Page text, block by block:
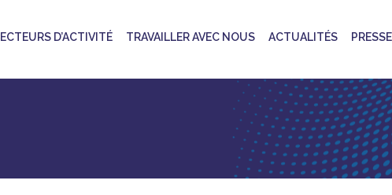
D’ACTIVITÉ TRAVAILLER AVEC NOUS ACTUALITÉS PRESSE